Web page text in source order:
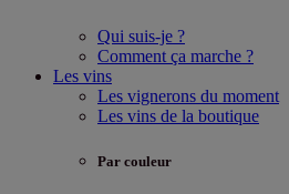
Qui suis-je ?
Comment ça marche ?
Les vins
Les vignerons du moment
Les vins de la boutique
Par couleur